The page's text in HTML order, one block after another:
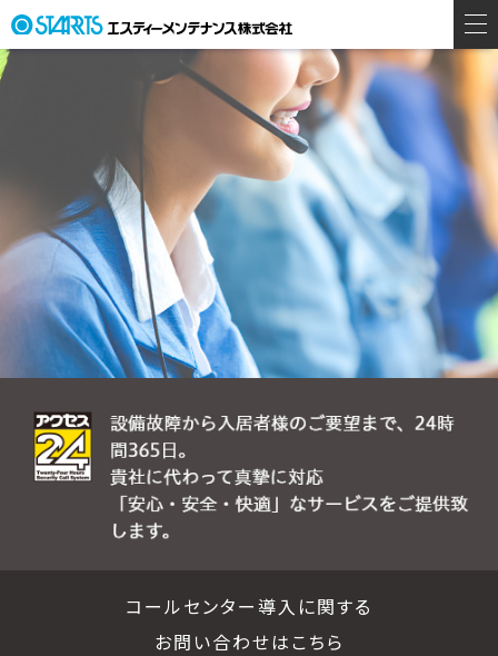
コールセンター導入に関する
お問い合わせはこちら